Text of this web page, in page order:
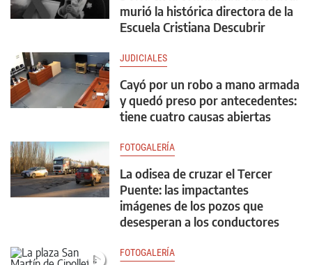
murió la histórica directora de la
Escuela Cristiana Descubrir
JUDICIALES
Cayó por un robo a mano armada
y quedó preso por antecedentes:
tiene cuatro causas abiertas
FOTOGALERÍA
La odisea de cruzar el Tercer
Puente: las impactantes
imágenes de los pozos que
desesperan a los conductores
FOTOGALERÍA